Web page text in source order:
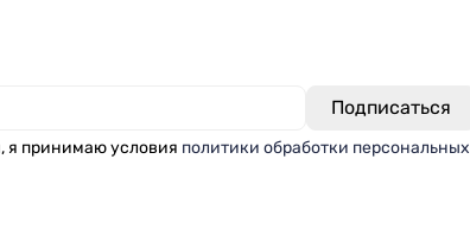
я принимаю условия политики обработки персональных